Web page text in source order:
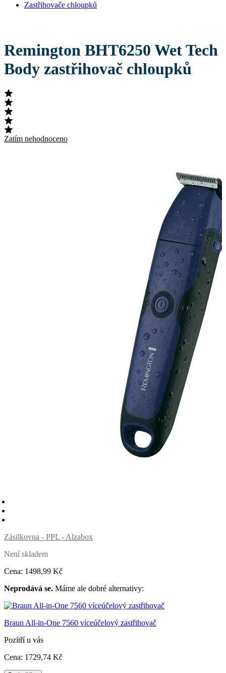
Zastřihovače chloupků
Remington BHT6250 Wet Tech
Body zastřihovač chloupků
Zatím nehodnoceno
Zásilkovna - PPL - Alzabox
Není skladem
Cena: 1498,99 Kč
Neprodává se. Máme ale dobré alternativy:
Braun All-in-One 7560 víceúčelový zastřihovač
Pozítří u vás
Cena: 1729,74 Kč